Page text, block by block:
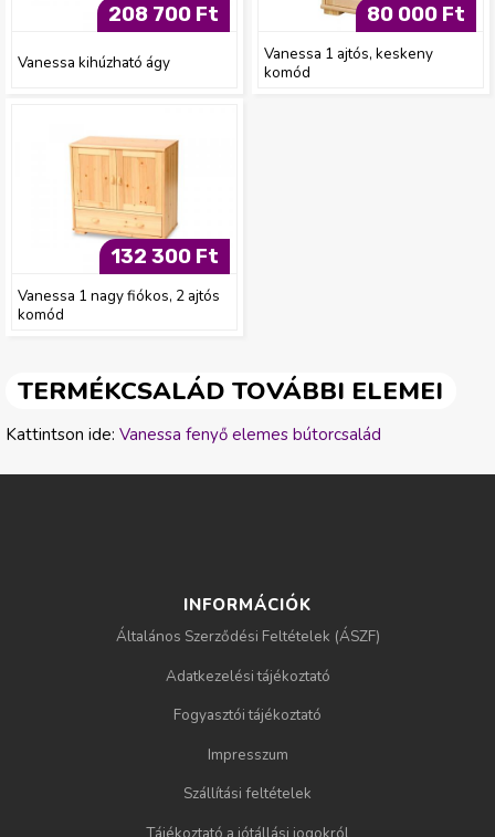
208 700 Ft
Vanessa kihúzható ágy
80 000 Ft
Vanessa 1 ajtós, keskeny
komód
132 300 Ft
Vanessa 1 nagy fiókos, 2 ajtós
komód
TERMÉKCSALÁD TOVÁBBI ELEMEI
Kattintson ide: Vanessa fenyő elemes bútorcsalád
INFORMÁCIÓK
Általános Szerződési Feltételek (ÁSZF)
Adatkezelési tájékoztató
Fogyasztói tájékoztató
Impresszum
Szállítási feltételek
Tájékoztató a jótállási jogokról